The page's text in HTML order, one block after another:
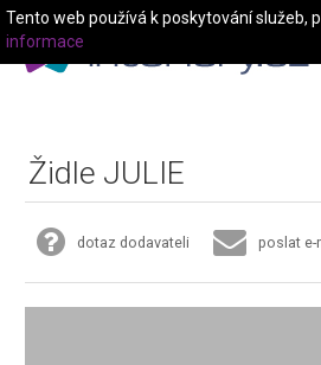
Židle JULIE
dotaz dodavateli poslat e-
Tento web používá k poskytování
informace